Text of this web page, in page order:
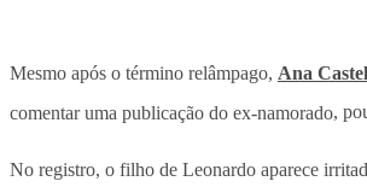
Mesmo após o término relâmpago, Ana
comentar uma publicação do ex-namorado,
No registro, o filho de Leonardo aparece